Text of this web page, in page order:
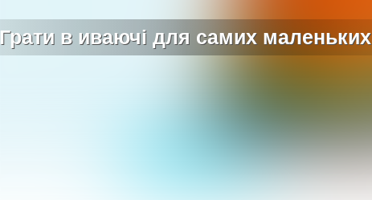
Грати в иваючі для самих маленьких